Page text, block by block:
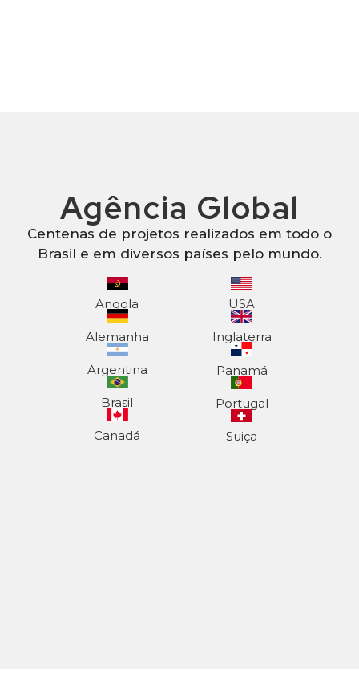
Agência Global
Centenas de projetos realizados em todo o
Brasil e em diversos países pelo mundo.
Angola
Alemanha
Argentina
Brasil
Canadá
USA
Inglaterra
Panamá
Portugal
Suiça